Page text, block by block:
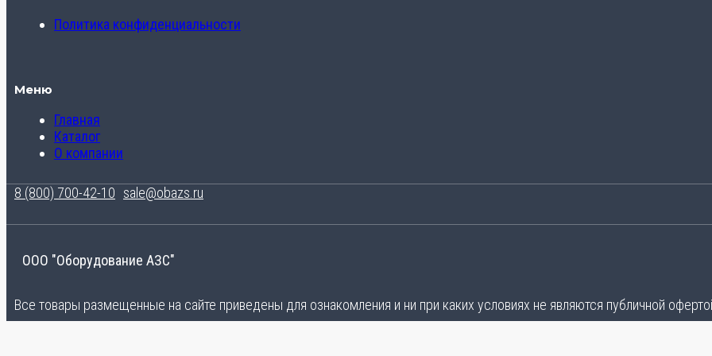
Политика конфиденциальности
Меню
Главная
Каталог
О компании
8 (800) 700-42-10 sale@obazs.ru
ООО "Оборудование АЗС"
Все товары размещенные на сайте приведены для ознакомления и ни при каких условиях не являются публичной